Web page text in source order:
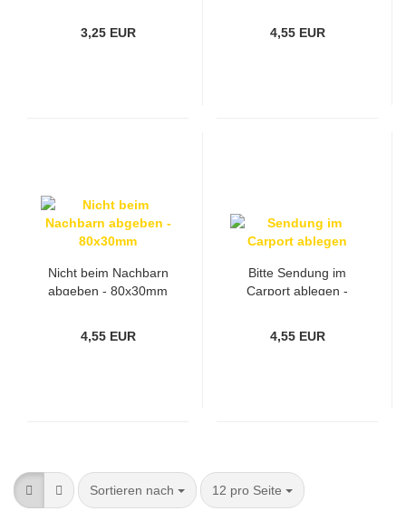
3,25 EUR
4,55 EUR
Nicht beim Nachbarn
abgeben - 80x30mm
4,55 EUR
Bitte Sendung im
Carport ablegen -
4,55 EUR
Sortieren nach
Sortieren nach 12 pro Seite
pro Seite